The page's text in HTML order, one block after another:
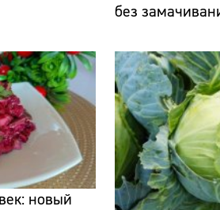
без
новый
Адрес:
Телефон: